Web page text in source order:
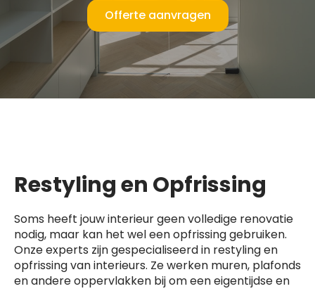
Offerte aanvragen
Restyling en Opfrissing
Soms heeft jouw interieur geen volledige renovatie
nodig, maar kan het wel een opfrissing gebruiken.
Onze experts zijn gespecialiseerd in restyling en
opfrissing van interieurs. Ze werken muren, plafonds
en andere oppervlakken bij om een eigentijdse en